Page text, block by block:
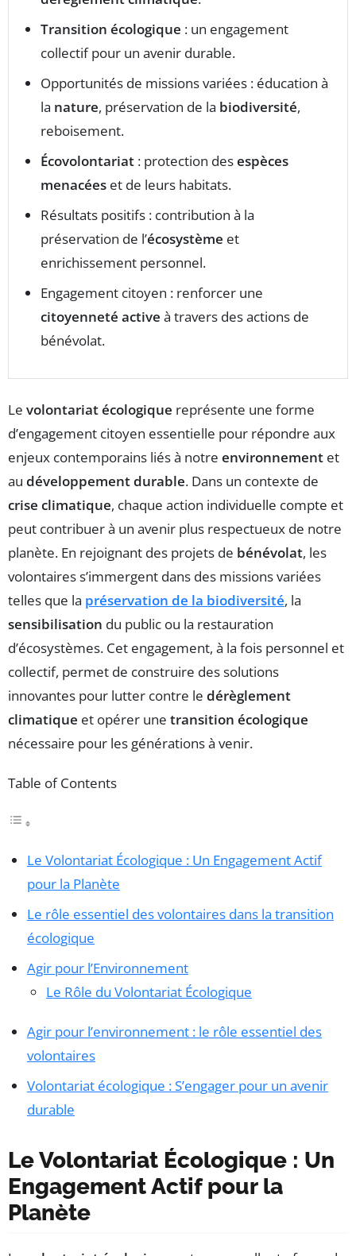
Transition écologique : un engagement
collectif pour un avenir durable.
Opportunités de missions variées : éducation à
la nature, préservation de la biodiversité,
reboisement.
Écovolontariat : protection desespèces
menacées et de leurs habitats.
Résultats positifs : contribution à la
préservation de l’écosystème et
enrichissement personnel.
Engagement citoyen : renforcer une
citoyenneté active à travers des actions de
bénévolat.
Le volontariat écologique représente une forme
d’engagement citoyen essentielle pour répondre aux
enjeux contemporains liés à notre environnement et
au développement durable. Dans un contexte de
crise climatique, chaque action individuelle compte et
peut contribuer à un avenir plus respectueux de notre
planète. En rejoignant des projets de bénévolat, les
volontaires s’immergent dans des missions variées
telles que la préservation de la biodiversité, la
sensibilisation du public ou la restauration
d’écosystèmes. Cet engagement, à la fois personnel et
collectif, permet de construire des solutions
innovantes pour lutter contre le dérèglement
climatique et opérer une transition écologique
nécessaire pour les générations à venir.
Table of Contents
Le Volontariat Écologique : Un Engagement Actif
pour la Planète
Le rôle essentiel des volontaires dans la transition
écologique
Agir pour l’Environnement
Le Rôle du Volontariat Écologique
Agir pour l’environnement : le rôle essentiel des
volontaires
Volontariat écologique : S’engager pour un avenir
durable
Le Volontariat Écologique : Un
Engagement Actif pour la
Planète